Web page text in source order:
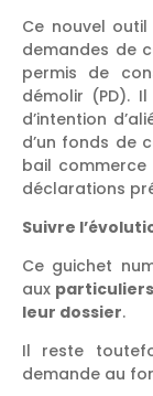
Ce nouvel
demandes de
permis de
démolir (PD).
d’intention
d’un fonds de
bail
déclarations
Suivre
Ce guichet
aux particuliers
leur dossier.
Il reste
demande au